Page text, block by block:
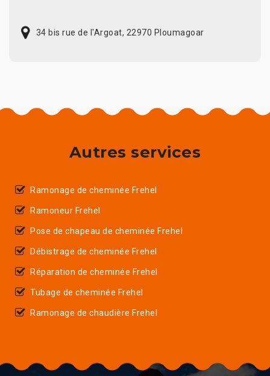
34 bis rue de l'Argoat, 22970 Ploumagoar
Autres services
Ramonage de cheminée Frehel
Ramoneur Frehel
Pose de chapeau de cheminée Frehel
Débistrage de cheminée Frehel
Réparation de cheminée Frehel
Tubage de cheminée Frehel
Ramonage de chaudière Frehel